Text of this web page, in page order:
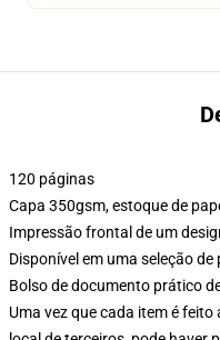
120 páginas
Capa 350gsm, estoque de
Impressão frontal de um
Disponível em uma seleção
Bolso de documento prático
Uma vez que cada item é